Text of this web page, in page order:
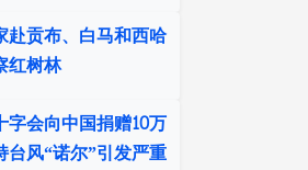
赴贡布、白马和西哈
红树林
字会向中国捐赠10万
台风“诺尔”引发严重